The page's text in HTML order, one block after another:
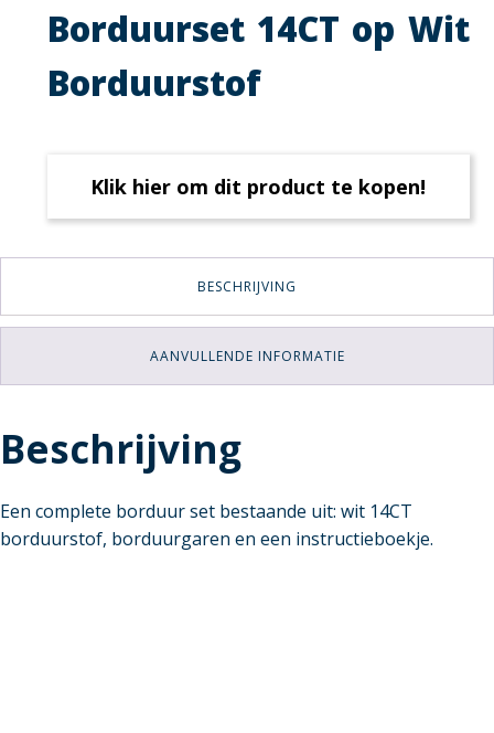
Borduurset 14CT op Wit
Borduurstof
Klik hier om dit product te kopen!
BESCHRIJVING
AANVULLENDE INFORMATIE
Beschrijving
Een complete borduur set bestaande uit: wit 14CT
borduurstof, borduurgaren en een instructieboekje.